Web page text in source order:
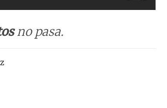
no pasa.